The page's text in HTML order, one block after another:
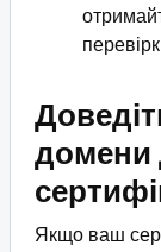
домени
Якщо ваш